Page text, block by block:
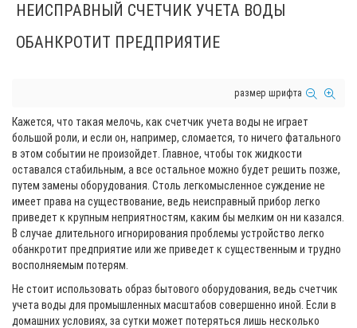
НЕИСПРАВНЫЙ СЧЕТЧИК УЧЕТА ВОДЫ
ОБАНКРОТИТ ПРЕДПРИЯТИЕ
размер шрифта
Кажется, что такая мелочь, как счетчик учета воды не играет
большой роли, и если он, например, сломается, то ничего фатального
в этом событии не произойдет. Главное, чтобы ток жидкости
оставался стабильным, а все остальное можно будет решить позже,
путем замены оборудования. Столь легкомысленное суждение не
имеет права на существование, ведь неисправный прибор легко
приведет к крупным неприятностям, каким бы мелким он ни казался.
В случае длительного игнорирования проблемы устройство легко
обанкротит предприятие или же приведет к существенным и трудно
восполняемым потерям.
Не стоит использовать образ бытового оборудования, ведь счетчик
учета воды для промышленных масштабов совершенно иной. Если в
домашних условиях, за сутки может потеряться лишь несколько